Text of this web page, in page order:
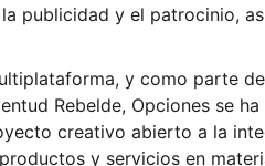
publicidad y el patrocinio,
y como parte
Rebelde, Opciones se ha
creativo abierto a la
y servicios en